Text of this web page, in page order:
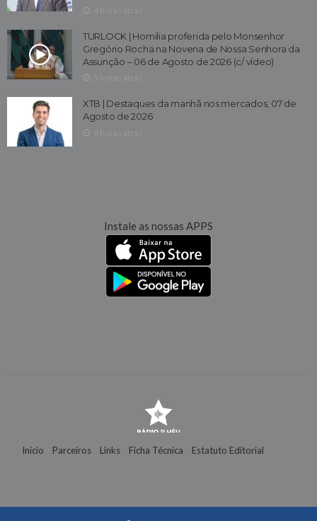
TURLOCK | Homilia proferida pelo Monsenhor
Gregório Rocha na Novena de Nossa Senhora da
Assunção – 06 de Agosto de 2026 (c/ vídeo)
XTB | Destaques da manhã nos mercados, 07 de
Agosto de 2026
Instale as nossas APPS
Início Parceiros Links Ficha Técnica Estatuto Editorial